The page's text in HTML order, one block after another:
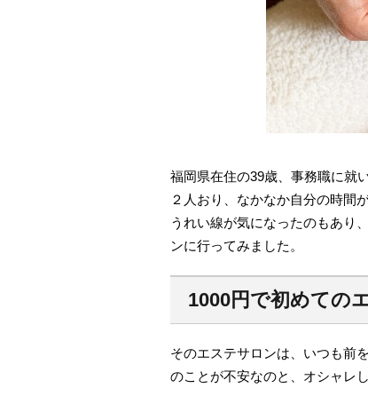
福岡県在住の39歳、事務職に就
２人おり、なかなか自分の時間
うれい線が気になったのもあり
ンに行ってみました。
1000円で初めての
そのエステサロンは、いつも前
のことが不安なのと、オシャレ